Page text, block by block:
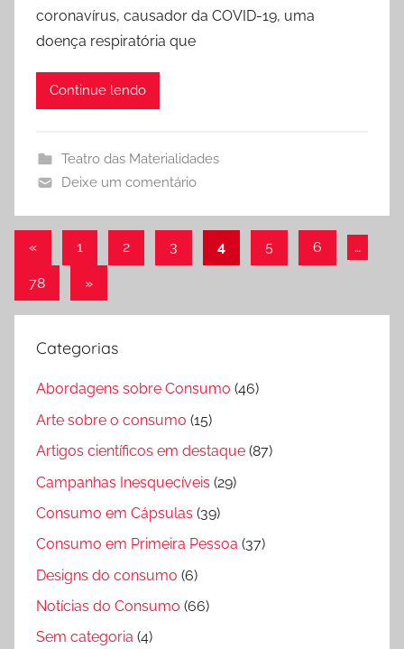
coronavírus, causador da COVID-19, uma
doença respiratória que
Continue lendo
Teatro das Materialidades
Deixe um comentário
Paginação
de
posts
«Post
1 2 3 4 5 6 …
78
Post
»
Categorias
Abordagens sobre Consumo (46)
Arte sobre o consumo (15)
Artigos científicos em destaque (87)
Campanhas Inesquecíveis (29)
Consumo em Cápsulas (39)
Consumo em Primeira Pessoa (37)
Designs do consumo (6)
Notícias do Consumo (66)
Sem categoria (4)